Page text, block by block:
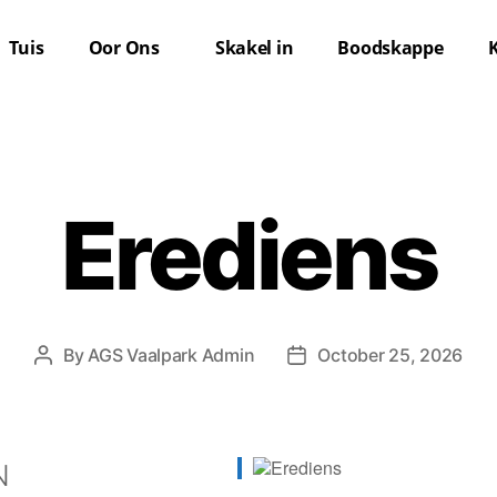
Tuis Oor Ons Skakel in Boodskappe
Erediens
ByAGS Vaalpark Admin October 25, 2026